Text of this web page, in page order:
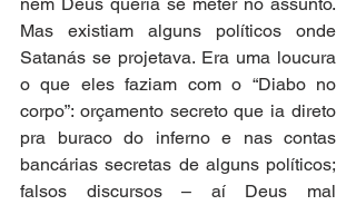
Mas existiam alguns políticos onde
Satanás se projetava. Era uma loucura
o que eles faziam com o “Diabo no
corpo”: orçamento secreto que ia direto
pra buraco do inferno e nas contas
bancárias secretas de alguns políticos;
falsos discursos – aí Deus mal